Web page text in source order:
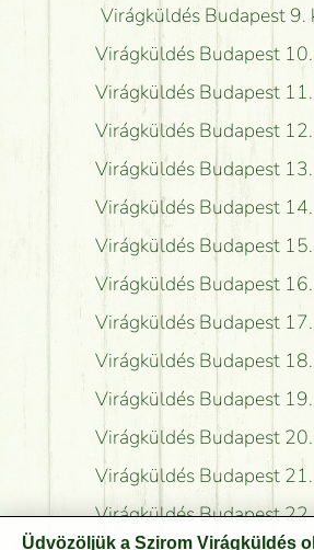
Virágküldés Budapest 9.
Virágküldés Budapest
Virágküldés Budapest
Virágküldés Budapest
Virágküldés Budapest
Virágküldés Budapest
Virágküldés Budapest
Virágküldés Budapest
Virágküldés Budapest
Virágküldés Budapest
Virágküldés Budapest
Virágküldés Budapest
Virágküldés Budapest
Virágküldés Budapest
Üdvözöljük a Szirom Virágküldés